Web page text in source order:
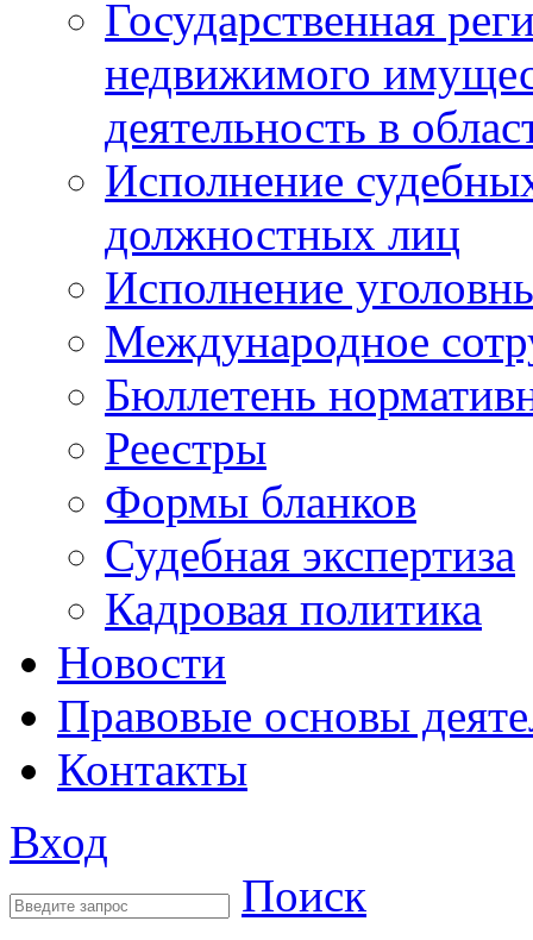
Государственная
недвижимого
деятельность в
Исполнение
должностных лиц
Исполнение
Международное
Бюллетень
Реестры
Формы бланков
Судебная экспертиза
Кадровая политика
Новости
Правовые основы
Контакты
Вход
Поиск